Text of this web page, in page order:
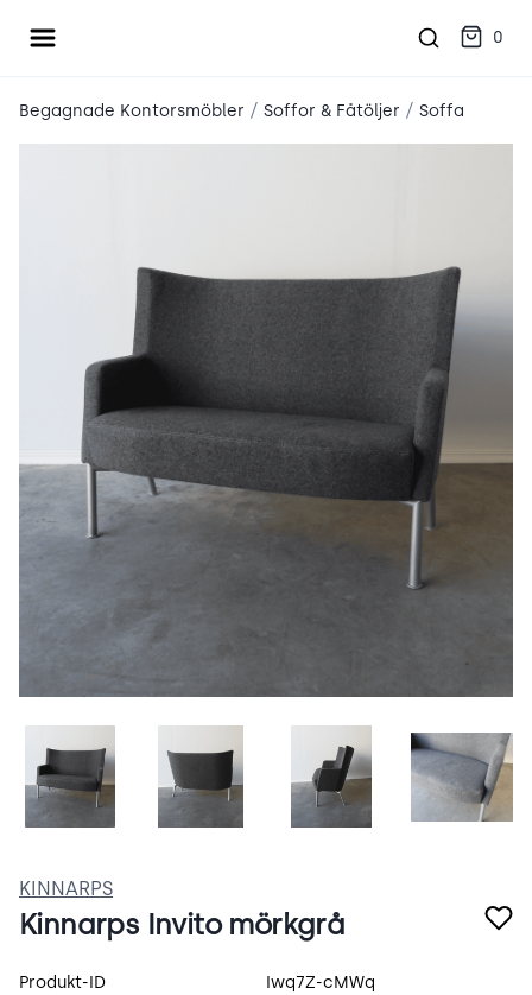
Öppna meny 0
Begagnade Kontorsmöbler / Soffor & Fåtöljer / Soffa
DSCN2460.JPG
KINNARPS
Kinnarps Invito mörkgrå
Produktspecifikation
Produkt-ID Iwq7Z-cMWq